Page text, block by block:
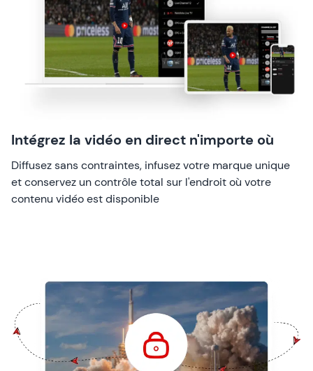
Intégrez la vidéo en direct n'importe où
Diffusez sans contraintes, infusez votre marque unique
et conservez un contrôle total sur l'endroit où votre
contenu vidéo est disponible